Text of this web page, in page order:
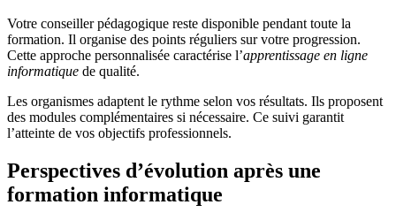
Votre conseiller pédagogique reste disponible pendant toute la
formation. Il organise des points réguliers sur votre progression.
Cette approche personnalisée caractérise l’apprentissage en ligne
informatique de qualité.
Les organismes adaptent le rythme selon vos résultats. Ils proposent
des modules complémentaires si nécessaire. Ce suivi garantit
l’atteinte de vos objectifs professionnels.
Perspectives d’évolution après une
formation informatique